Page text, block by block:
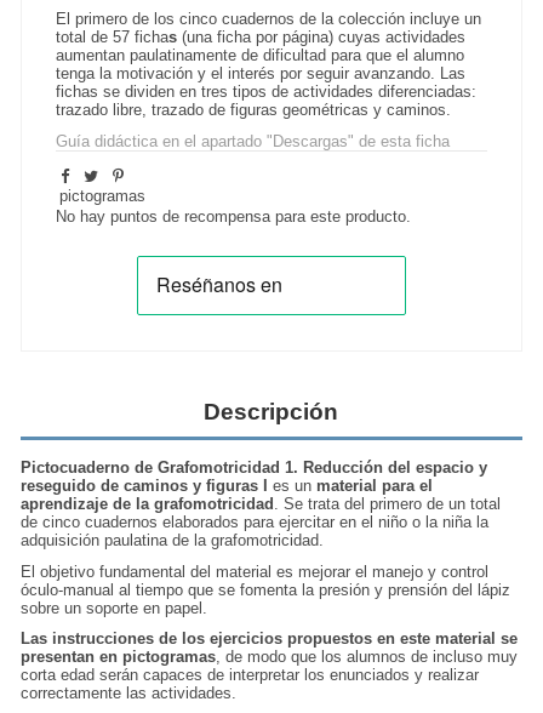
El primero de los cinco cuadernos de la colección incluye un
total de 57 fichas (una ficha por página) cuyas actividades
aumentan paulatinamente de dificultad para que el alumno
tenga la motivación y el interés por seguir avanzando. Las
fichas se dividen en tres tipos de actividades diferenciadas:
trazado libre, trazado de figuras geométricas y caminos.
Guía didáctica en el apartado "Descargas" de esta ficha
pictogramas
No hay puntos de recompensa para este producto.
Descripción
Pictocuaderno de Grafomotricidad 1. Reducción del espacio y
reseguido de caminos y figuras I
es un material para el
aprendizaje de la grafomotricidad . Se trata del primero de un total
de cinco cuadernos elaborados para ejercitar en el niño o la niña la
adquisición paulatina de la grafomotricidad.
El objetivo fundamental del material es mejorar el manejo y control
óculo-manual al tiempo que se fomenta la presión y prensión del lápiz
sobre un soporte en papel.
Las instrucciones de los ejercicios propuestos en este material se
presentan en pictogramas, de modo que los alumnos de incluso muy
corta edad serán capaces de interpretar los enunciados y realizar
correctamente las actividades.